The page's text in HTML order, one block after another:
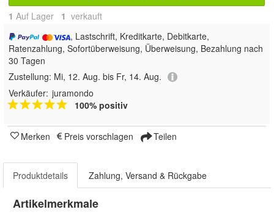
1 Auf Lager 1 verkauft
, Lastschrift, Kreditkarte, Debitkarte,
Ratenzahlung, Sofortüberweisung, Überweisung, Bezahlung nach
30 Tagen
Zustellung: Mi, 12. Aug. bis Fr, 14. Aug.
Verkäufer: juramondo
100% positiv
Merken Preis vorschlagen Teilen
Produktdetails Zahlung, Versand & Rückgabe
Artikelmerkmale